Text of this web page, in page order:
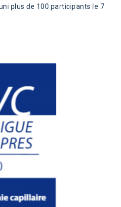
plus de 100 participants le 7